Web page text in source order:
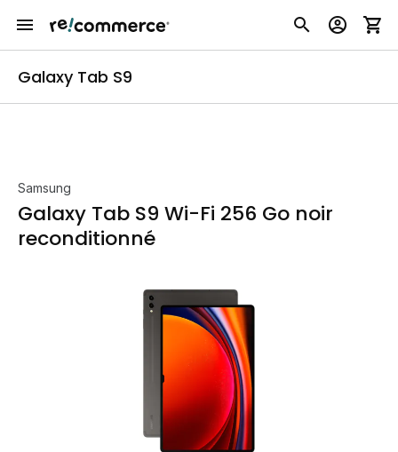
Galaxy Tab S9
Samsung
Galaxy Tab S9 Wi-Fi 256 Go noir
reconditionné